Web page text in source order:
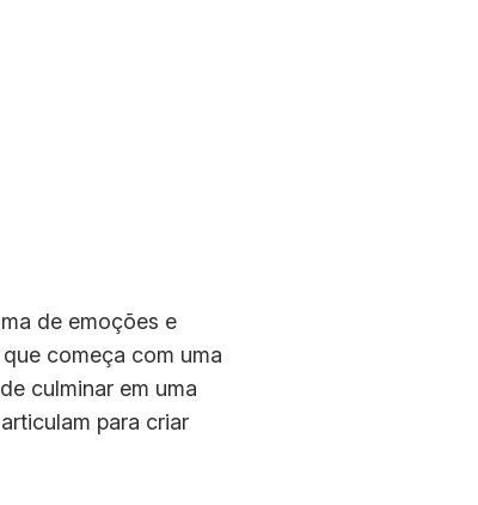
de emoções e
começa com uma
culminar em uma
para criar